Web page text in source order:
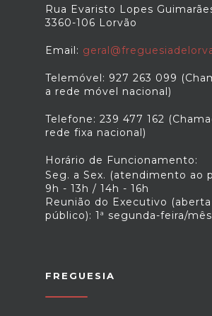
Rua Evaristo Lopes
3360-106 Lorvão
Email:
Telemóvel: 927 263 099
a rede móvel nacional)
Telefone: 239 477 162
rede fixa nacional)
Horário de Funcionamento:
Seg. a Sex. (atendimento ao
9h - 13h / 14h - 16h
Reunião do Executivo (aberta
público): 1ª segunda-feira/
FREGUESIA